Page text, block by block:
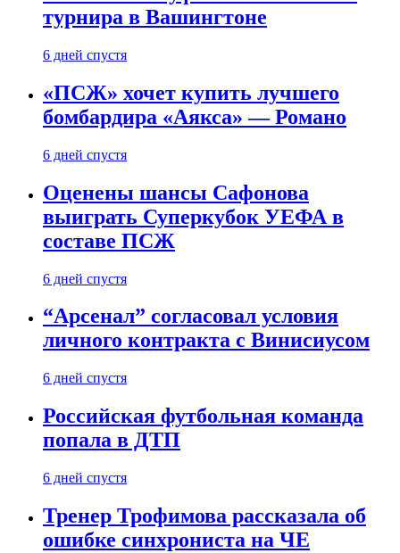
турнира в Вашингтоне
6 дней спустя
«ПСЖ» хочет купить лучшего
бомбардира «Аякса» — Романо
6 дней спустя
Оценены шансы Сафонова
выиграть Суперкубок УЕФА в
составе ПСЖ
6 дней спустя
“Арсенал” согласовал условия
личного контракта с Винисиусом
6 дней спустя
Российская футбольная команда
попала в ДТП
6 дней спустя
Тренер Трофимова рассказала об
ошибке синхрониста на ЧЕ